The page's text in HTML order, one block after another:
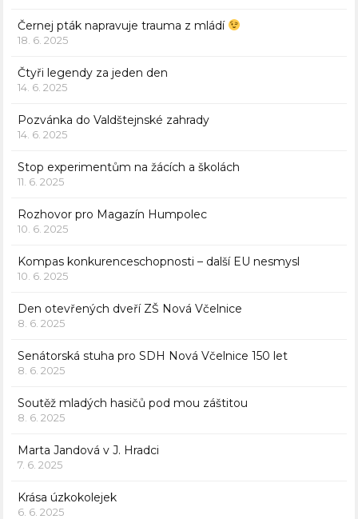
Černej pták napravuje trauma z mládí
18. 6. 2025
Čtyři legendy za jeden den
14. 6. 2025
Pozvánka do Valdštejnské zahrady
14. 6. 2025
Stop experimentům na žácích a školách
11. 6. 2025
Rozhovor pro Magazín Humpolec
10. 6. 2025
Kompas konkurenceschopnosti – další EU nesmysl
10. 6. 2025
Den otevřených dveří ZŠ Nová Včelnice
8. 6. 2025
Senátorská stuha pro SDH Nová Včelnice 150 let
8. 6. 2025
Soutěž mladých hasičů pod mou záštitou
8. 6. 2025
Marta Jandová v J. Hradci
7. 6. 2025
Krása úzkokolejek
6. 6. 2025